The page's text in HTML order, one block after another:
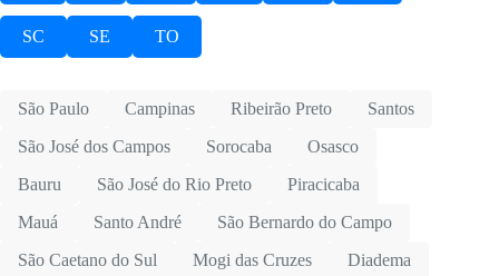
SC SE TO
São Paulo Campinas Ribeirão Preto
Santos
São José dos Campos
Sorocaba
Osasco
Bauru
São José do Rio Preto
Piracicaba
Mauá
Santo André
São Bernardo do Campo
São Caetano do Sul
Mogi das Cruzes
Diadema